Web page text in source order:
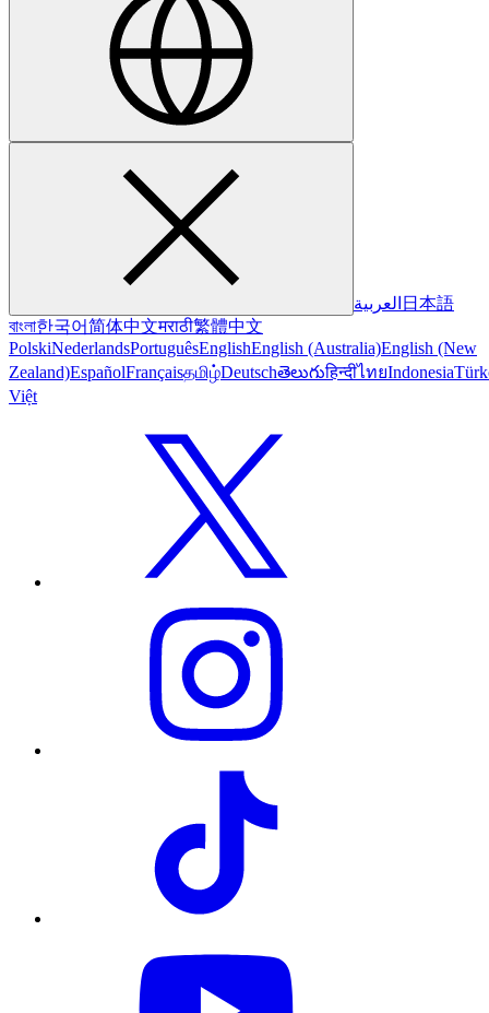
العربية 日本語
বাংলা한국어简体中文मराठी繁體中文
PolskiNederlandsPortuguêsEnglishEnglish (Australia)English (New
Zealand)EspañolFrançaisதமிழ்Deutschతెలుగుहिन्दीไทยIndonesia
Việt